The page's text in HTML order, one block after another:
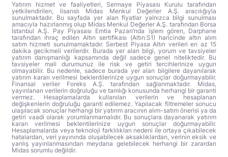
Yatırım hizmet ve faaliyetleri, Sermaye Piyasası Kurulu tarafından
yetkilendirilen, lisanslı Midas Menkul Değerler A.Ş. aracılığıyla
sunulmaktadır. Bu sayfada yer alan fiyatlar yalnızca bilgi sunulması
amacıyla hazırlanmış olup Midas Menkul Değerler A.Ş. tarafından Borsa
İstanbul A.Ş. Pay Piyasası Emtia Pazarı’nda işlem gören, Darphane
tarafından ihraç edilen Altın sertifikası (Altın.S1) haricinde altın alım
satım hizmeti sunulmamaktadır. Serbest Piyasa Altın verileri en az 15
dakika gecikmeli verilerdir. Burada yer alan bilgi, yorum ve tavsiyeler
yatırım danışmanlığı kapsamında değil sadece genel niteliktedir. Bu
tavsiyeler mali durumunuz ile risk ve getiri tercihlerinize uygun
olmayabilir. Bu nedenle, sadece burada yer alan bilgilere dayanılarak
yatırım kararı verilmesi beklentilerinize uygun sonuçlar doğurmayabilir.
Finansal veriler Foreks A.Ş. tarafından sağlanmaktadır. Midas,
yayınlanan verilerin doğruluğu ve tamlığı konusunda herhangi bir garanti
vermez. Hesaplamalarda kullanılan verilerin ve hesaplanan
değişkenlerin doğruluğu garanti edilemez. Yapılacak filtremeler sonucu
ulaşılacak sonuçlar herhangi bir yatırım aracının alım-satım önerisi ya da
getiri vaadi olarak yorumlanmamalıdır. Bu sonuçlara dayanarak yatırım
kararı verilmesi beklentilerinize uygun sonuçlar doğurmayabilir.
Hesaplamalarda veya teknoloji farklılıkları nedeni ile ortaya çıkabilecek
hatalardan, veri yayınında oluşabilecek aksaklıklardan, verinin eksik ve
yanlış yayınlanmasından meydana gelebilecek herhangi bir zarardan
Midas sorumlu değildir.